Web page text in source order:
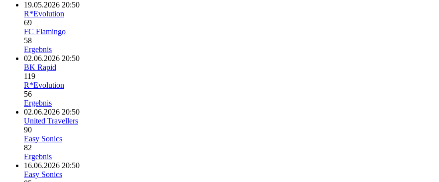
19.05.2026 20:50
R*Evolution
69
FC Flamingo
58
Ergebnis
02.06.2026 20:50
BK Rapid
119
R*Evolution
56
Ergebnis
02.06.2026 20:50
United Travellers
90
Easy Sonics
82
Ergebnis
16.06.2026 20:50
Easy Sonics